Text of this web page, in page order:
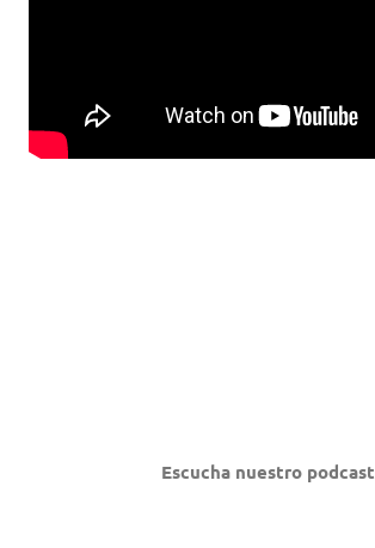
Escucha nuestro podcast